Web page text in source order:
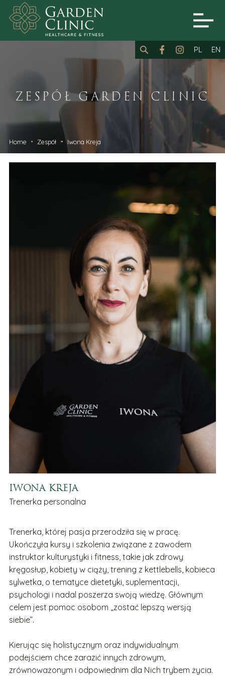
PL EN
ZESPÓŁ GARDEN CLINIC
Home Zespół Iwona Kreja
IWONA KREJA
Trenerka personalna
Trenerka, której pasja przerodziła się w pracę.
Ukończyła kursy i szkolenia związane z zawodem
instruktor kulturystyki i fitness, takie jak zdrowy
kręgosłup, kobiety w ciąży, trening z kettlebells, kobieca
sylwetka, o tematyce dietetyki, suplementacji,
psychologi i nadal poszerza swoją wiedzę. Głównym
celem jest pomoc osobom „zostać lepszą wersją
siebie”.
Kierując się holistycznym oraz indywidualnym
podejściem chce zarazić innych zdrowym,
zrównoważonym i odpowiednim dla Nich trybem życia.